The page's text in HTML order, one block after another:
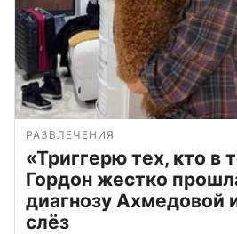
РАЗВЛЕЧЕНИЯ
«Триггерю тех, кто в
Гордон жестко
диагнозу Ахмедовой
слёз